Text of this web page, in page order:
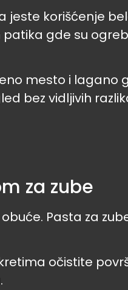
jeste korišćenje
patika gde su
mesto i lagano
bez vidljivih
za zube
Pasta za
očistite